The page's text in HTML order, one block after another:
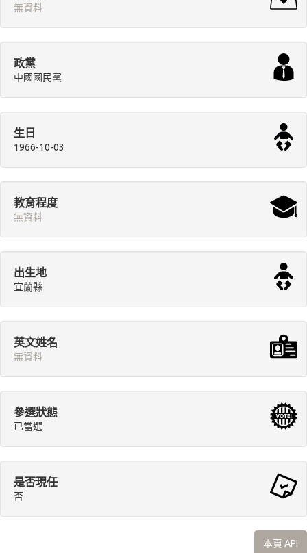
無資料
政黨
中國國民黨
生日
1966-10-03
教育程度
無資料
出生地
宜蘭縣
英文姓名
無資料
參選狀態
已當選
是否現任
否
本頁 API